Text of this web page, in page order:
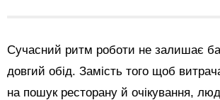
Сучасний ритм роботи не залишає
довгий обід. Замість того щоб
на пошук ресторану й очікування,